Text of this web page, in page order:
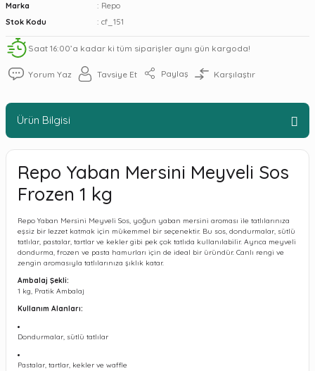
Marka
Repo
Stok Kodu
cf_151
Saat 16:00’a kadar ki tüm siparişler aynı gün kargoda!
Yorum Yaz Tavsiye Et Paylaş Karşılaştır
Ürün Bilgisi
Repo Yaban Mersini Meyveli Sos
Frozen 1 kg
Repo Yaban Mersini Meyveli Sos, yoğun yaban mersini aroması ile tatlılarınıza
eşsiz bir lezzet katmak için mükemmel bir seçenektir. Bu sos, dondurmalar, sütlü
tatlılar, pastalar, tartlar ve kekler gibi pek çok tatlıda kullanılabilir. Ayrıca meyveli
dondurma, frozen ve pasta hamurları için de ideal bir üründür. Canlı rengi ve
zengin aromasıyla tatlılarınıza şıklık katar.
Ambalaj Şekli:
1 kg, Pratik Ambalaj
Kullanım Alanları:
Dondurmalar, sütlü tatlılar
Pastalar, tartlar, kekler ve waffle